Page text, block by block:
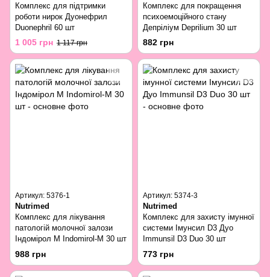
Комплекс для підтримки
роботи нирок Дуонефрил
Duonephril 60 шт
1 005 грн 1 117 грн
Комплекс для покращення
психоемоційного стану
Депріліум Deprilium 30 шт
882 грн
Артикул: 5376-1
Nutrimed
Комплекс для лікування
патологій молочної залози
Індомірол М Indomirol-M 30 шт
988 грн
Артикул: 5374-3
Nutrimed
Комплекс для захисту імунної
системи Імунсил D3 Дуо
Immunsil D3 Duo 30 шт
773 грн